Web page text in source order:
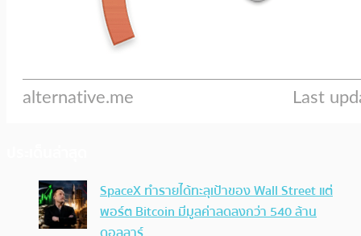
SpaceX ทำรายได้ทะลุเป้าของ Wall Street แต่
พอร์ต Bitcoin มีมูลค่าลดลงกว่า 540 ล้าน